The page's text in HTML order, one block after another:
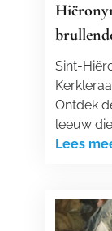
Sint-
Ontdek
leeuw
Lees